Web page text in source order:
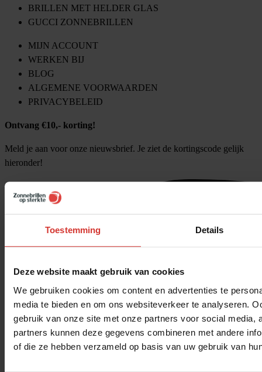
Toestemming Details
Deze website maakt gebruik van cookies
We gebruiken cookies om content en advertenties te
media te bieden en om ons websiteverkeer te analyseren.
gebruik van onze site met onze partners voor social media,
partners kunnen deze gegevens combineren met andere
of die ze hebben verzameld op basis van uw gebruik van
BRILLEN MET HELDER GLAS
GUCCI ZONNEBRILLEN
MIJN ACCOUNT
WERKEN BIJ
BLOG
ALGEMENE VOORWAARDEN
PRIVACYBELEID
Ontvang €10,- korting!
Meld je aan voor onze nieuwsbrief. Je ziet de kortingscode gelijk
hieronder!